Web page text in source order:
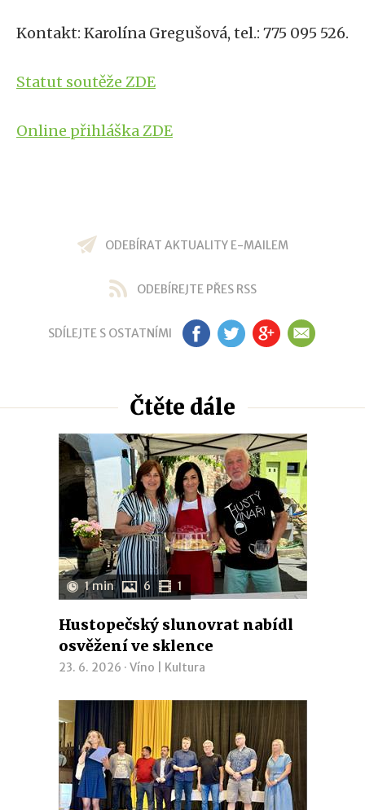
Kontakt: Karolína Gregušová, tel.: 775 095 526.
Statut soutěže ZDE
Online přihláška ZDE
ODEBÍRAT AKTUALITY E-MAILEM
ODEBÍREJTE PŘES RSS
SDÍLEJTE S OSTATNÍMI FB TW GP EM
Čtěte dále
1 min 6 1
Hustopečský slunovrat nabídl
osvěžení ve sklence
23. 6. 2026 · Víno Kultura